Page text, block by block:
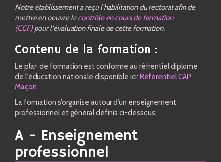
Notre établissement a reçu l'habilitation du rectorat afin de
mettre en oeuvre lecontrôle en cours de formation
(CCF)pour l'évaluation finale de cette formation.
Contenu de la formation :
Le plan de formation est conforme au réfrentiel diplome
de l'éducation nationale disponible ici: Référentiel CAP
Maçon
La formation s’organise autour d’un enseignement
professionnel et général définis ci-dessous:
A - Enseignement
professionnel